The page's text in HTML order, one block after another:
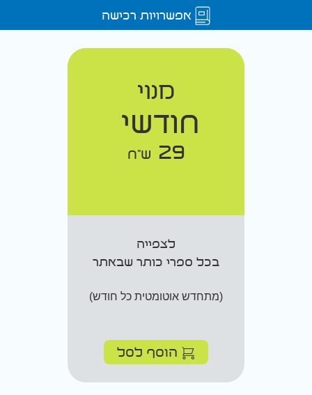
אפשרויות רכישה
מנוי
חודשי
29 ש"ח
לצפייה
בכל ספרי כותר שבאתר
(מתחדש אוטומטית כל חודש)
הוסף לסל